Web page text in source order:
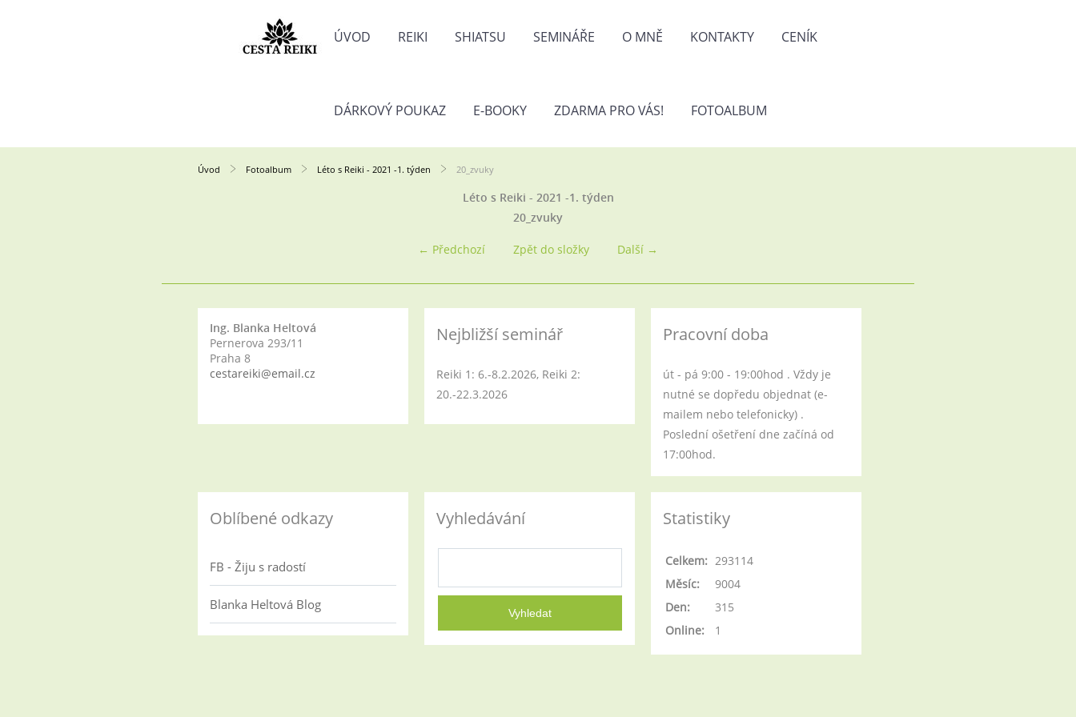
ÚVOD REIKI SHIATSU SEMINÁŘE O MNĚ KONTAKTY CENÍK
DÁRKOVÝ POUKAZ E-BOOKY ZDARMA PRO VÁS! FOTOALBUM
Úvod Fotoalbum Léto s Reiki - 2021 -1. týden 20_zvuky
Léto s Reiki - 2021 -1. týden
20_zvuky
← Předchozí Další →
Zpět do složky
Ing. Blanka Heltová
Pernerova 293/11
Praha 8
cestareiki@email.cz
Nejbližší seminář
Reiki 1: 6.-8.2.2026, Reiki 2:
20.-22.3.2026
Pracovní doba
út - pá 9:00 - 19:00hod . Vždy je
nutné se dopředu objednat (e-
mailem nebo telefonicky) .
Poslední ošetření dne začíná od
17:00hod.
Oblíbené odkazy
FB - Žiju s radostí
Blanka Heltová Blog
Vyhledávání Statistiky
Online: 1
Celkem: 293114
Měsíc:
9004
Den:
315